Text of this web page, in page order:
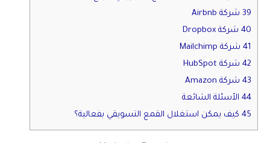
39 شركة Airbnb
40 شركة Dropbox
41 شركة Mailchimp
42 شركة HubSpot
43 شركة Amazon
44 الأسئلة الشائعة
45 كيف يمكن استغلال القمع التسويقي بفعالية؟